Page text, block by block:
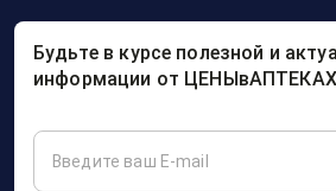
Будьте в курсе полезной и
информации от ЦЕНЫвАПТЕКАХ